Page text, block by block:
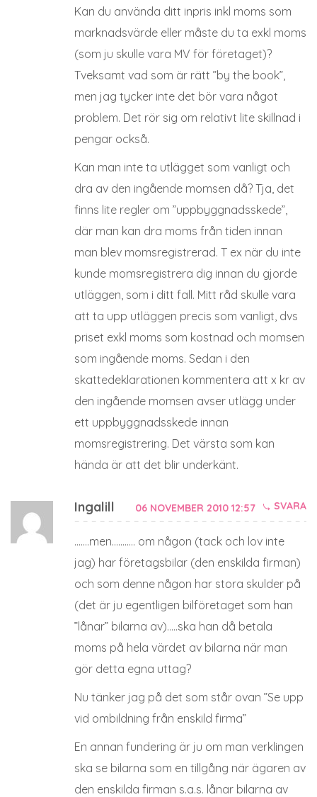
Kan du använda ditt inpris inkl moms som
marknadsvärde eller måste du ta exkl moms
(som ju skulle vara MV för företaget)?
Tveksamt vad som är rätt ”by the book”,
men jag tycker inte det bör vara något
problem. Det rör sig om relativt lite skillnad i
pengar också.
Kan man inte ta utlägget som vanligt och
dra av den ingående momsen då? Tja, det
finns lite regler om ”uppbyggnadsskede”,
där man kan dra moms från tiden innan
man blev momsregistrerad. T ex när du inte
kunde momsregistrera dig innan du gjorde
utläggen, som i ditt fall. Mitt råd skulle vara
att ta upp utläggen precis som vanligt, dvs
priset exkl moms som kostnad och momsen
som ingående moms. Sedan i den
skattedeklarationen kommentera att x kr av
den ingående momsen avser utlägg under
ett uppbyggnadsskede innan
momsregistrering. Det värsta som kan
hända är att det blir underkänt.
Ingalill 06 NOVEMBER 2010 12:57 SVARA
…….men……….. om någon (tack och lov inte
jag) har företagsbilar (den enskilda firman)
och som denne någon har stora skulder på
(det är ju egentligen bilföretaget som han
”lånar” bilarna av)…..ska han då betala
moms på hela värdet av bilarna när man
gör detta egna uttag?
Nu tänker jag på det som står ovan ”Se upp
vid ombildning från enskild firma”
En annan fundering är ju om man verklingen
ska se bilarna som en tillgång när ägaren av
den enskilda firman s.a.s. lånar bilarna av